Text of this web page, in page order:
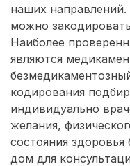
наших
можно
Наиболее
являются
кодирования
индивидуально
желания,
состояния
дом для